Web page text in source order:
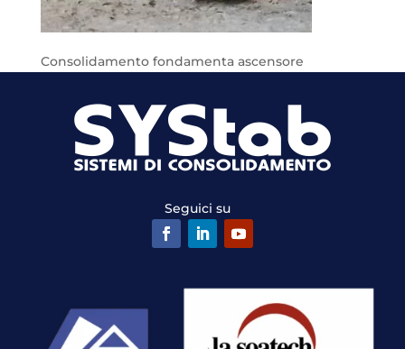
Consolidamento fondamenta ascensore
Seguici su